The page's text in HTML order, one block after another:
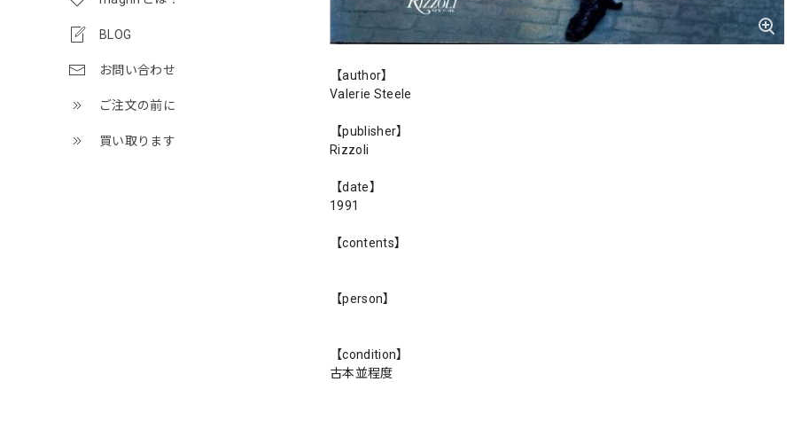
BLOG
お問い合わせ
ご注文の前に
買い取ります
【author】
Valerie Steele
【publisher】
Rizzoli
【date】
1991
【contents】
【person】
【condition】
古本並程度